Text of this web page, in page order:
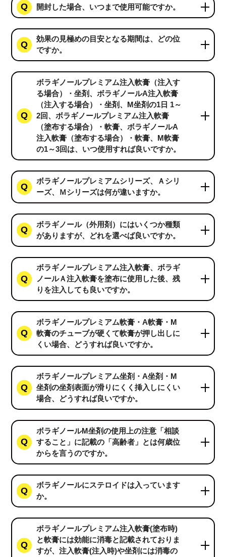
開封した場合、いつまで使用可能ですか。
効果の見極めの目安となる期間は、どの位
ですか。
ボラギノールプレミアム注入軟膏（注入す
る場合）・坐剤、ボラギノールA注入軟膏
（注入する場合）・坐剤、M坐剤の1日 1～
2回、ボラギノールプレミアム注入軟膏
（塗布する場合）・軟膏、ボラギノールA
注入軟膏（塗布する場合）・軟膏、M軟膏
の1～3回は、いつ使用すれば良いですか。
ボラギノールプレミアムシリーズ、Ａシリ
ーズ、Ｍシリーズは何が違いますか。
ボラギノール（外用剤）にはいくつか種類
がありますが、どれを選べば良いですか。
ボラギノールプレミアム注入軟膏、ボラギ
ノールＡ注入軟膏を塗布に使用した後、残
りを注入しても良いですか。
ボラギノールプレミアム軟膏・A軟膏・M
軟膏のチューブが硬くて軟膏が押し出しに
くい場合、どうすれば良いですか。
ボラギノールプレミアム坐剤・A坐剤・M
坐剤の坐剤表面が滑りにくく挿入しにくい
場合、どうすれば良いですか。
ボラギノールM坐剤の使用上の注意「相談
すること」に記載の「高齢者」とは何歳位
からを言うのですか。
ボラギノールにステロイドは入っています
か。
ボラギノールプレミアム注入軟膏(塗布時)
と軟膏には効能に消毒と記載されておりま
すが、注入軟膏(注入時)や坐剤には消毒の